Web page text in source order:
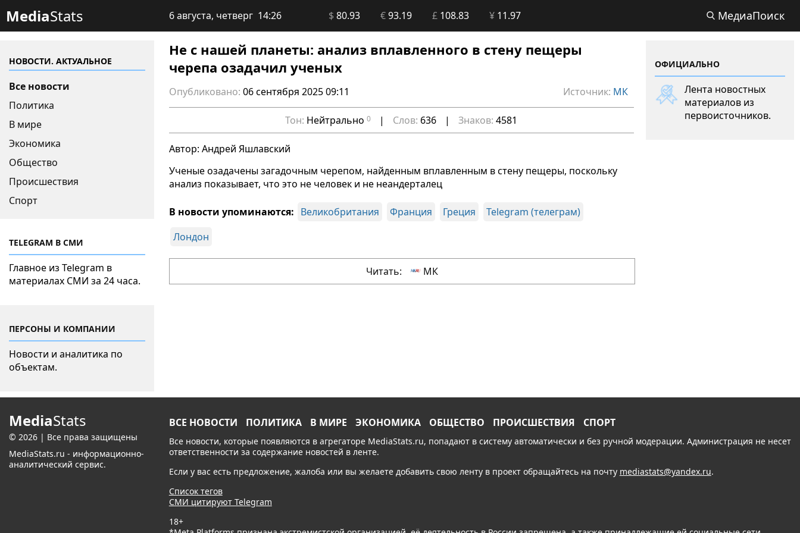
MediaStats 6 августа, четверг 14:26 $80.93 €93.19 £108.83 ¥11.97 МедиаПоиск
НОВОСТИ. АКТУАЛЬНОЕ
Все новости
Политика
В мире
Экономика
Общество
Происшествия
Спорт
TELEGRAM В СМИ
Главное из Telegram в
материалах СМИ за 24 часа.
ПЕРСОНЫ И КОМПАНИИ
Новости и аналитика по
объектам.
Не с нашей планеты: анализ вплавленного в стену пещеры
черепа озадачил ученых
Опубликовано: 06 сентября 2025 09:11 Источник: МК
Тон: Нейтрально0 | Слов: 636 | Знаков: 4581
Автор: Андрей Яшлавский
Ученые озадачены загадочным черепом, найденным вплавленным в стену пещеры, поскольку
анализ показывает, что это не человек и не неандерталец
В новости упоминаются: Великобритания Франция Греция
Telegram (телеграм)
Лондон
Читать: МК
ОФИЦИАЛЬНО
Лента новостных
материалов из
первоисточников.
MediaStats
© 2026 | Все права защищены
MediaStats.ru - информационно-
аналитический сервис.
ВСЕ НОВОСТИ ПОЛИТИКА В МИРЕ ЭКОНОМИКА ОБЩЕСТВО ПРОИСШЕСТВИЯ СПОРТ
Все новости, которые появляются в агрегаторе MediaStats.ru, попадают в систему автоматически и без ручной модерации. Администрация не несет
ответственности за содержание новостей в ленте.
Если у вас есть предложение, жалоба или вы желаете добавить свою ленту в проект обращайтесь на почту mediastats@yandex.ru.
Список тегов
СМИ цитируют Telegram
18+